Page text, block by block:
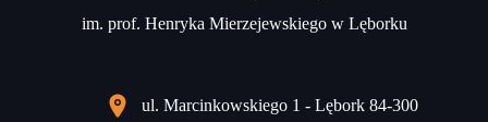
im. prof. Henryka Mierzejewskiego w Lęborku
ul. Marcinkowskiego 1 - Lębork 84-300